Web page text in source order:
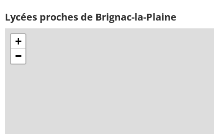
Lycées proches de Brignac-la-Plaine
+
−